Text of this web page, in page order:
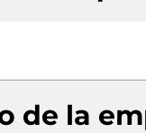
de la